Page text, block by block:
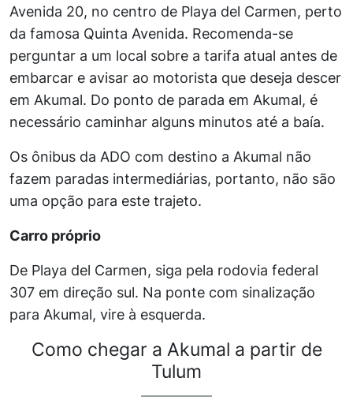
Avenida 20, no centro de Playa del Carmen, perto
da famosa Quinta Avenida. Recomenda-se
perguntar a um local sobre a tarifa atual antes de
embarcar e avisar ao motorista que deseja descer
em Akumal. Do ponto de parada em Akumal, é
necessário caminhar alguns minutos até a baía.
Os ônibus da ADO com destino a Akumal não
fazem paradas intermediárias, portanto, não são
uma opção para este trajeto.
Carro próprio
De Playa del Carmen, siga pela rodovia federal
307 em direção sul. Na ponte com sinalização
para Akumal, vire à esquerda.
Como chegar a Akumal a partir de
Tulum